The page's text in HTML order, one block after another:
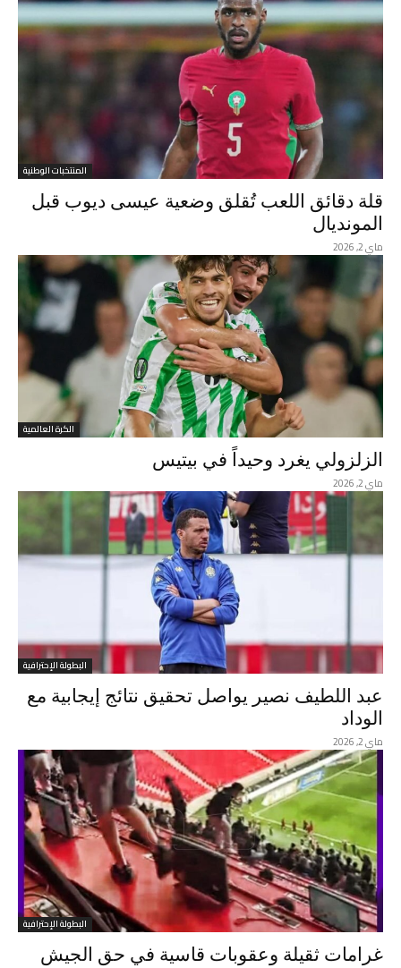
المنتخبات الوطنية
قلة دقائق اللعب تُقلق وضعية عيسى ديوب قبل
المونديال
ماي 2, 2026
الكرة العالمية
الزلزولي يغرد وحيداً في بيتيس
ماي 2, 2026
البطولة الإحترافية
عبد اللطيف نصير يواصل تحقيق نتائج إيجابية مع
الوداد
ماي 2, 2026
البطولة الإحترافية
غرامات ثقيلة وعقوبات قاسية في حق الجيش